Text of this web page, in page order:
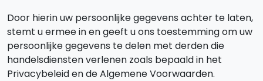
Door hierin uw persoonlijke gegevens achter te laten,
stemt u ermee in en geeft u ons toestemming om uw
persoonlijke gegevens te delen met derden die
handelsdiensten verlenen zoals bepaald in het
Privacybeleid en de Algemene Voorwaarden.